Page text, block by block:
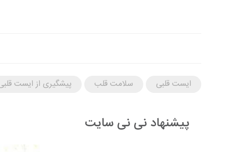
ایست قلبی سلامت قلب پیشگیری از ایست
پیشنهاد نی نی سایت